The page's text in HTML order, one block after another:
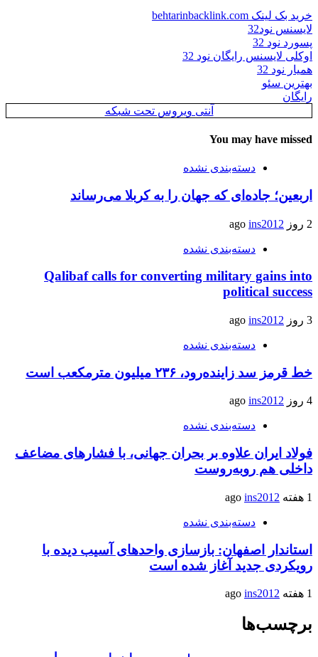
خرید بک لینک behtarinbacklink.com
لایسنس نود32
پسورد نود 32
اوکلی لایسنس رایگان نود 32
همیار نود 32
بهترین سئو
رایگان
آنتی ویروس تحت شبکه
You may have missed
دسته‌بندی نشده
اربعین؛ جاده‌ای که جهان را به کربلا می‌رساند
2 روز ago ins2012
دسته‌بندی نشده
Qalibaf calls for converting military gains into
political success
3 روز ago ins2012
دسته‌بندی نشده
خط قرمز سد زاینده‌رود، ۲۳۶ میلیون مترمکعب است
4 روز ago ins2012
دسته‌بندی نشده
فولاد ایران علاوه بر بحران جهانی، با فشارهای مضاعف
داخلی هم روبه‌روست
1 هفته ago ins2012
دسته‌بندی نشده
استاندار اصفهان: بازسازی واحدهای آسیب دیده با
رویکردی جدید آغاز شده است
1 هفته ago ins2012
برچسب‌ها